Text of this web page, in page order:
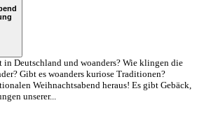
Deutschland und woanders? Wie klingen die
Gibt es woanders kuriose Traditionen?
Weihnachtsabend heraus! Es gibt Gebäck,
unserer...